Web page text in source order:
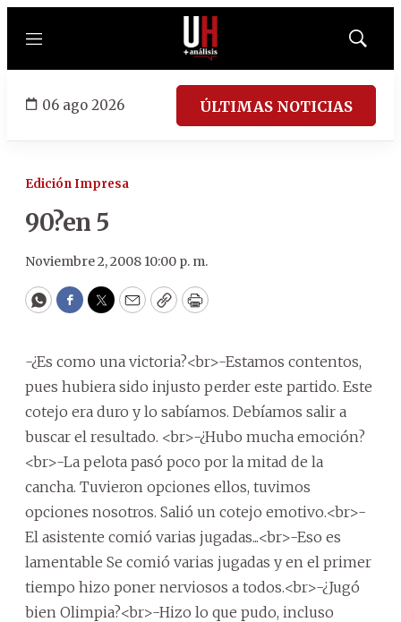
Menú
Mostrar
06 ago 2026 ÚLTIMAS NOTICIAS
Edición Impresa
90?en 5
Noviembre 2, 2008 10:00 p. m.
WhatsApp
Facebook
Twitter
EmailCopyPrint
-¿Es como una victoria?<br>-Estamos contentos,
pues hubiera sido injusto perder este partido. Este
cotejo era duro y lo sabíamos. Debíamos salir a
buscar el resultado. <br>-¿Hubo mucha emoción?
<br>-La pelota pasó poco por la mitad de la
cancha. Tuvieron opciones ellos, tuvimos
opciones nosotros. Salió un cotejo emotivo.<br>-
El asistente comió varias jugadas...<br>-Eso es
lamentable Se comió varias jugadas y en el primer
tiempo hizo poner nerviosos a todos.<br>-¿Jugó
bien Olimpia?<br>-Hizo lo que pudo, incluso